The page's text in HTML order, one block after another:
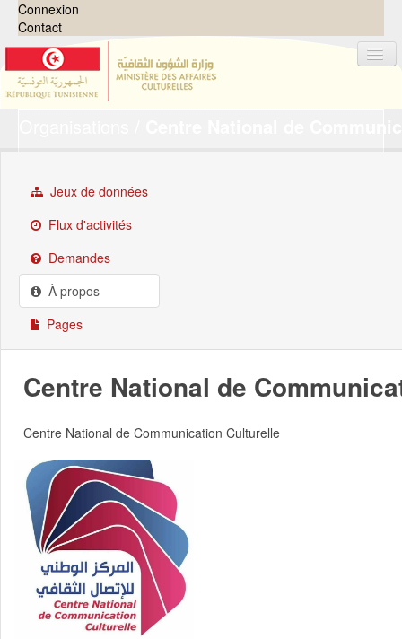
Connexion
Contact
Groupes
Demandes
À propos
Jeux de données
Flux d'activités
Demandes
À propos
Pages
Centre National de
Centre National de Communication Culturelle